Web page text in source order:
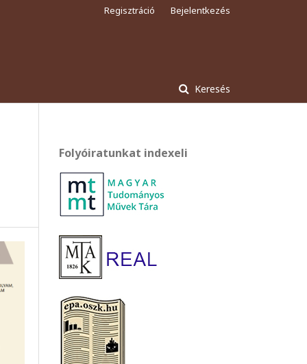
Keresés
Regisztráció Bejelentkezés
Folyóiratunkat indexeli